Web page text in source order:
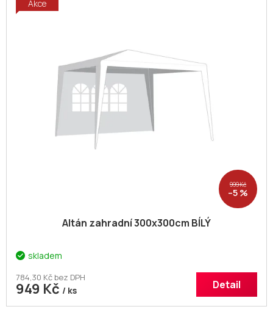
Akce
999 Kč
–5 %
Altán zahradní 300x300cm BÍLÝ
skladem
784,30 Kč bez DPH
949 Kč / ks Detail